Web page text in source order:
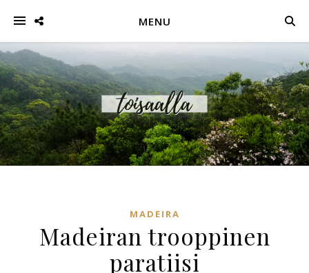
MENU
MADEIRA
Madeiran trooppinen
paratiisi